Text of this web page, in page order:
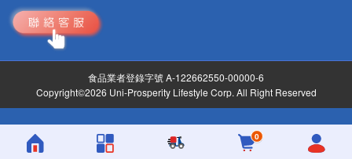
食品業者登錄字號 A-122662550-00000-6
Copyright©2026 Uni-Prosperity Lifestyle Corp. All Right Reserved
0